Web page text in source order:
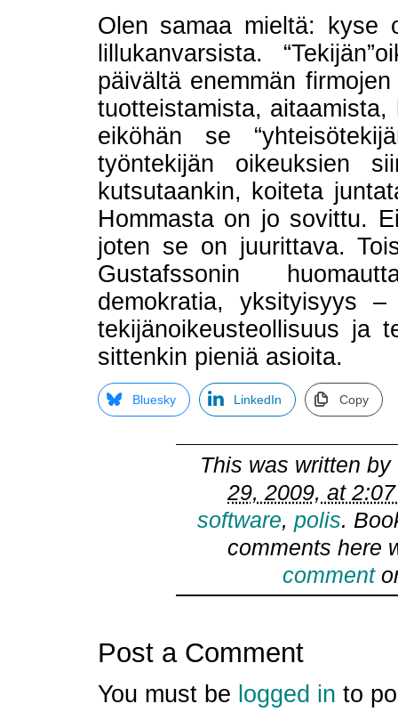
Olen samaa mieltä: kyse
lillukanvarsista.
päivältä enemmän
tuotteistamista,
eiköhän se
työntekijän oikeuksien
kutsutaankin, koiteta
Hommasta on jo sovittu.
joten se on juurittava.
Gustafssonin
demokratia, yksityisyys
tekijänoikeusteollisuus ja
sittenkin pieniä asioita.
Bluesky LinkedIn Copy
This was written by
29, 2009, at
software, polis.
comments here
comment
Post a Comment
You must be logged in to